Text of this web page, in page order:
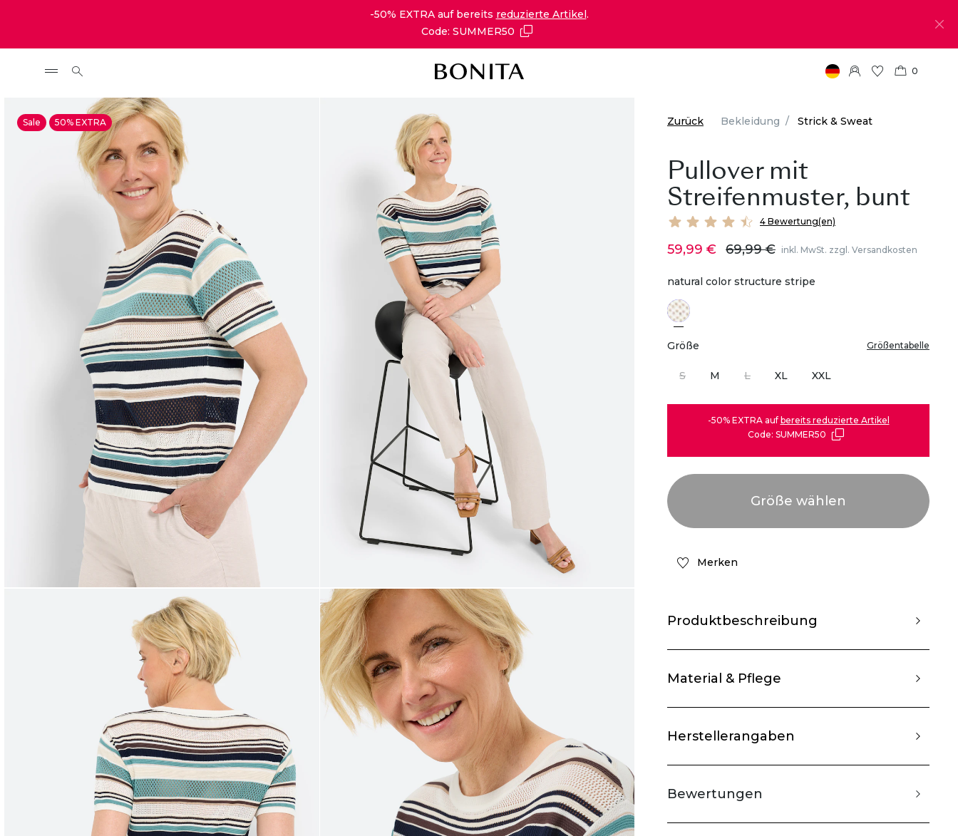
-50% EXTRA auf bereits reduzierte Artikel.
Code: SUMMER50
0
Sale 50% EXTRA Zurück Bekleidung Strick & Sweat
Pullover mit
Streifenmuster, bunt
4 Bewertung(en)
59,99 € 69,99 € inkl. MwSt. zzgl. Versandkosten
natural color structure stripe
Größe Größentabelle
S M L XL XXL
-50% EXTRA auf bereits reduzierte Artikel
Code: SUMMER50
Merken
Produktbeschreibung
Material & Pflege
Herstellerangaben
Bewertungen